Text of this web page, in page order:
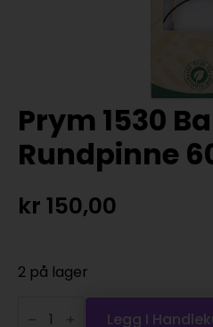
Prym 1530
Rundpinne
kr 150,00
2 på lager
Legg I